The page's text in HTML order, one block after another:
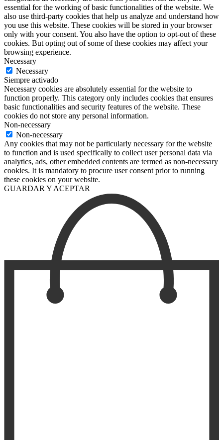
essential for the working of basic functionalities of the website. We
also use third-party cookies that help us analyze and understand how
you use this website. These cookies will be stored in your browser
only with your consent. You also have the option to opt-out of these
cookies. But opting out of some of these cookies may affect your
browsing experience.
Necessary
Necessary
Siempre activado
Necessary cookies are absolutely essential for the website to
function properly. This category only includes cookies that ensures
basic functionalities and security features of the website. These
cookies do not store any personal information.
Non-necessary
Non-necessary
Any cookies that may not be particularly necessary for the website
to function and is used specifically to collect user personal data via
analytics, ads, other embedded contents are termed as non-necessary
cookies. It is mandatory to procure user consent prior to running
these cookies on your website.
GUARDAR Y ACEPTAR